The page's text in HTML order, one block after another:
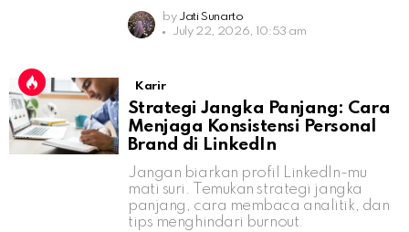
by Jati Sunarto
July 22, 2026, 10:53 am
Karir
Strategi Jangka Panjang: Cara
Menjaga Konsistensi Personal
Brand di LinkedIn
Jangan biarkan profil LinkedIn-mu
mati suri. Temukan strategi jangka
panjang, cara membaca analitik, dan
tips menghindari burnout.